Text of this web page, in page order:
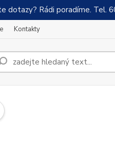
dotazy? Rádi poradíme. Tel.
Kontakty